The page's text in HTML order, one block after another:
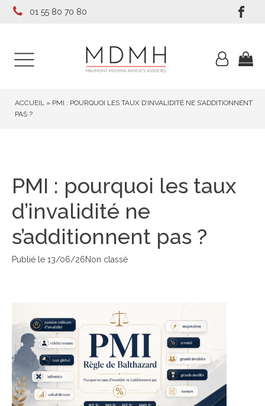
01 55 80 70 80
ACCUEIL » PMI : POURQUOI LES TAUX D’INVALIDITÉ NE S’ADDITIONNENT
PAS ?
PMI : pourquoi les taux
d’invalidité ne
s’additionnent pas ?
Publié le 13/06/26Non classé